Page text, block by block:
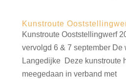
Kunstroute
Kunstroute Ooststellingwerf
vervolgd 6 & 7 september De
Langedijke Deze kunstroute
meegedaan in verband met